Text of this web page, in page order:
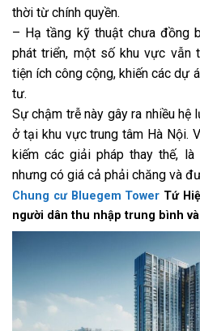
thời từ chính quyền.
– Hạ tầng kỹ thuật chưa đồng
phát triển, một số khu vực vẫn
tiện ích công cộng, khiến các dự
tư.
Sự chậm trễ này gây ra nhiều hệ
ở tại khu vực trung tâm Hà Nội.
kiếm các giải pháp thay thế,
nhưng có giá cả phải chăng và
Chung cư Bluegem Tower Tứ
người dân thu nhập trung bình